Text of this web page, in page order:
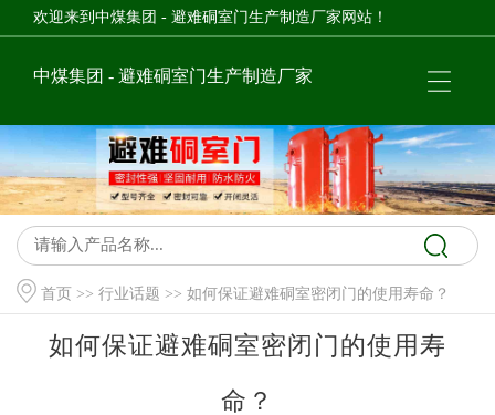
欢迎来到中煤集团 - 避难硐室门生产制造厂家网站！
中煤集团 - 避难硐室门生产制造厂家
首页 >>行业话题 >> 如何保证避难硐室密闭门的使用寿命？
如何保证避难硐室密闭门的使用寿
命？